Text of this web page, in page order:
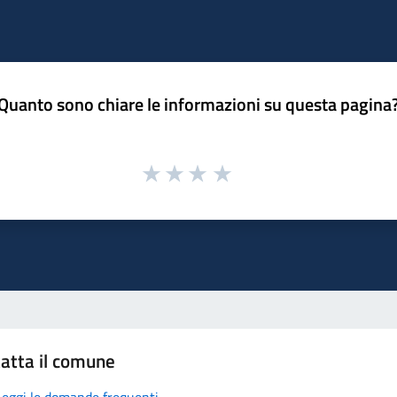
sono chiare le informazioni su questa
il comune